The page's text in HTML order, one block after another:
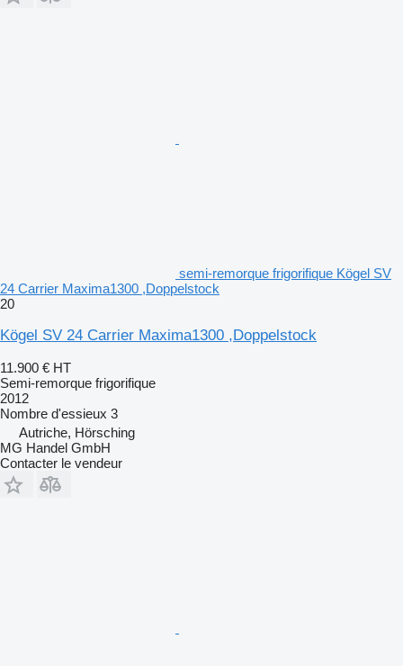
semi-remorque frigorifique Kögel SV
24 Carrier Maxima1300 ,Doppelstock
20
Kögel SV 24 Carrier Maxima1300 ,Doppelstock
11.900 € HT
Semi-remorque frigorifique
2012
Nombre d'essieux 3
Autriche, Hörsching
MG Handel GmbH
Contacter le vendeur